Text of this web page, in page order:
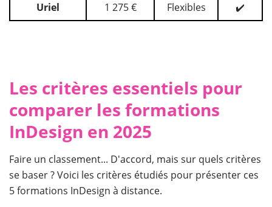
Uriel 1 275 € Flexibles ✔️
Les critères essentiels pour
comparer les formations
InDesign en 2025
Faire un classement... D'accord, mais sur quels critères
se baser ? Voici les critères étudiés pour présenter ces
5 formations InDesign à distance.